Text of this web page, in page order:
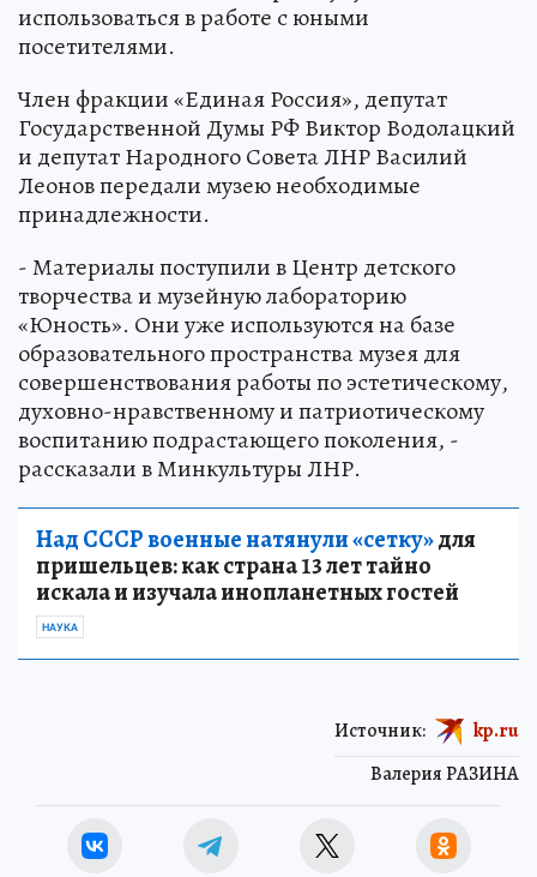
использоваться в работе с юными
посетителями.
Член фракции «Единая Россия», депутат
Государственной Думы РФ Виктор Водолацкий
и депутат Народного Совета ЛНР Василий
Леонов передали музею необходимые
принадлежности.
- Материалы поступили в Центр детского
творчества и музейную лабораторию
«Юность». Они уже используются на базе
образовательного пространства музея для
совершенствования работы по эстетическому,
духовно-нравственному и патриотическому
воспитанию подрастающего поколения, -
рассказали в Минкультуры ЛНР.
Над СССР военные натянули «сетку»для
пришельцев: как страна 13 лет тайно
искала и изучала инопланетных гостей
НАУКА
Валерия РАЗИНА
Источник: kp.ru